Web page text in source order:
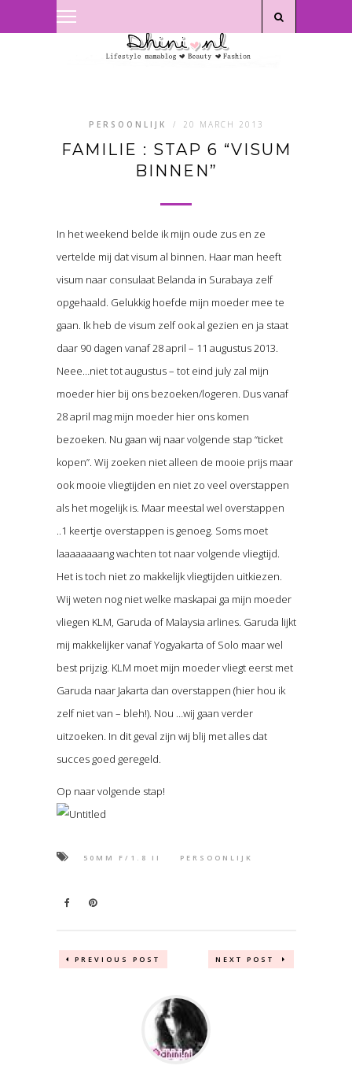
PERSOONLIJK / 20 MARCH 2013
FAMILIE : STAP 6 “VISUM
BINNEN”
In het weekend belde ik mijn oude zus en ze
vertelde mij dat visum al binnen. Haar man heeft
visum naar consulaat Belanda in Surabaya zelf
opgehaald. Gelukkig hoefde mijn moeder mee te
gaan. Ik heb de visum zelf ook al gezien en ja staat
daar 90 dagen vanaf 28 april – 11 augustus 2013.
Neee…niet tot augustus – tot eind july zal mijn
moeder hier bij ons bezoeken/logeren. Dus vanaf
28 april mag mijn moeder hier ons komen
bezoeken. Nu gaan wij naar volgende stap “ticket
kopen”. Wij zoeken niet alleen de mooie prijs maar
ook mooie vliegtijden en niet zo veel overstappen
als het mogelijk is. Maar meestal wel overstappen
..1 keertje overstappen is genoeg. Soms moet
laaaaaaaang wachten tot naar volgende vliegtijd.
Het is toch niet zo makkelijk vliegtijden uitkiezen.
Wij weten nog niet welke maskapai ga mijn moeder
vliegen KLM, Garuda of Malaysia arlines. Garuda lijkt
mij makkelijker vanaf Yogyakarta of Solo maar wel
best prijzig. KLM moet mijn moeder vliegt eerst met
Garuda naar Jakarta dan overstappen (hier hou ik
zelf niet van – bleh!). Nou …wij gaan verder
uitzoeken. In dit geval zijn wij blij met alles dat
succes goed geregeld.
Op naar volgende stap!
50MM F/1.8 II PERSOONLIJK
PREVIOUS POST NEXT POST